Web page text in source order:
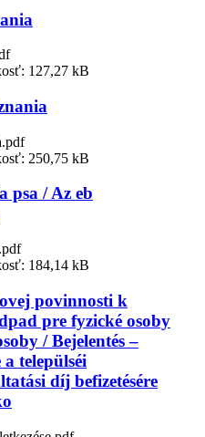
127,27 kB
250,75 kB
psa / Az eb
184,14 kB
povinnosti k
pre fyzické osoby
/ Bejelentés –
a települséi
díj befizetésére